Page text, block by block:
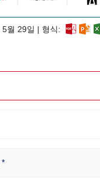
월 29일 | 형식: